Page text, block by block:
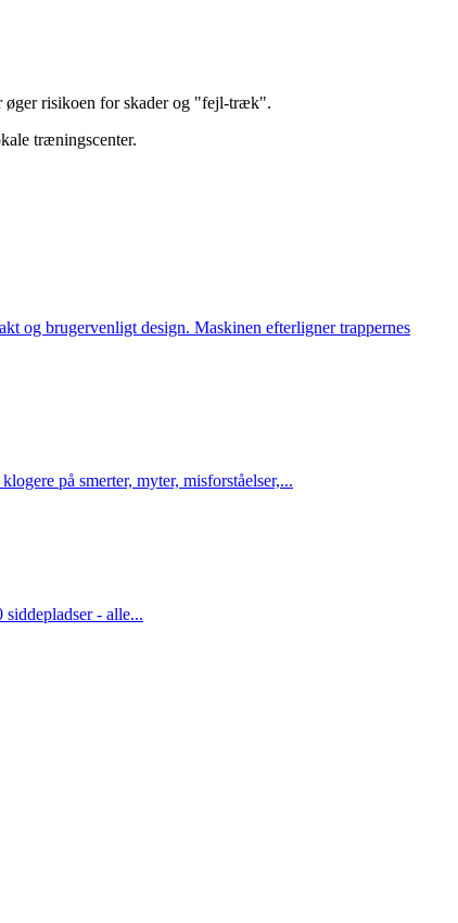
øger risikoen for skader og "fejl-træk".
træningscenter.
og brugervenligt design. Maskinen efterligner trappernes
på smerter, myter, misforståelser,...
- alle...